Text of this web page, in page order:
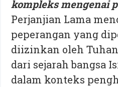
kompleks mengenai
Perjanjian Lama
peperangan yang
diizinkan oleh
dari sejarah bangsa
dalam konteks